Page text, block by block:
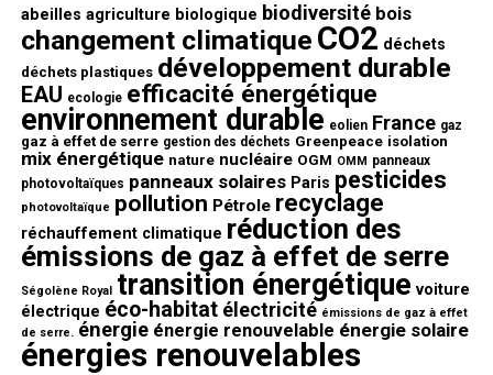
abeilles agriculture biologique biodiversité bois
changement climatique CO2 déchets
déchets plastiques développement durable
EAU ecologie efficacité énergétique
environnement durable eolien France gaz
gaz à effet de serre gestion des déchets Greenpeace isolation
mix énergétique nature nucléaire OGM OMM panneaux
photovoltaïques panneaux solaires Paris pesticides
photovoltaïque pollution Pétrole recyclage
réchauffement climatique réduction des
émissions de gaz à effet de serre
Ségolène Royal transition énergétique voiture
électrique éco-habitat électricité émissions de gaz à effet
de serre. énergie énergie renouvelable énergie solaire
énergies renouvelables